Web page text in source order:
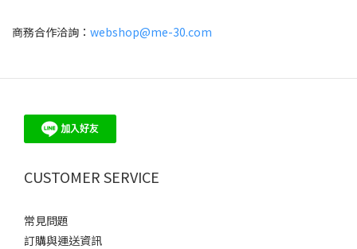
商務合作洽詢： webshop@me-30.com
CUSTOMER SERVICE
常見問題
訂購與運送資訊